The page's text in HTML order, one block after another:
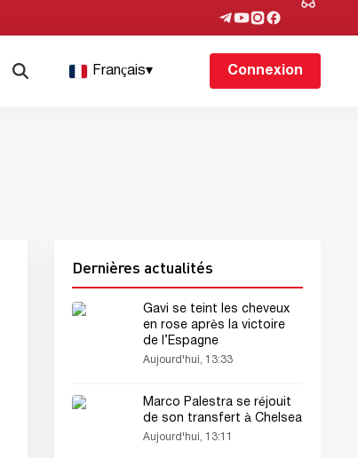
Français▾ Connexion
Dernières actualités
Gavi se teint les cheveux
en rose après la victoire
de l’Espagne
Aujourd'hui, 13:33
Marco Palestra se réjouit
de son transfert à Chelsea
Aujourd'hui, 13:11